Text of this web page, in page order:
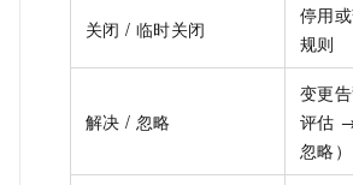
关闭 / 临时关闭
停用
规则
解决 / 忽略
变更
评估
忽略）